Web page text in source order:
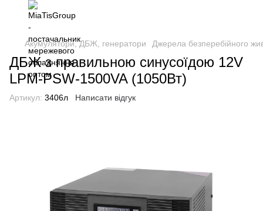
Акумулятори, ДБЖ, генератори Джерела безперебійного
ДБЖ з правильною синусоїдою 12V
LPM-PSW-1500VA (1050Вт)
Артикул: 3406л Написати відгук